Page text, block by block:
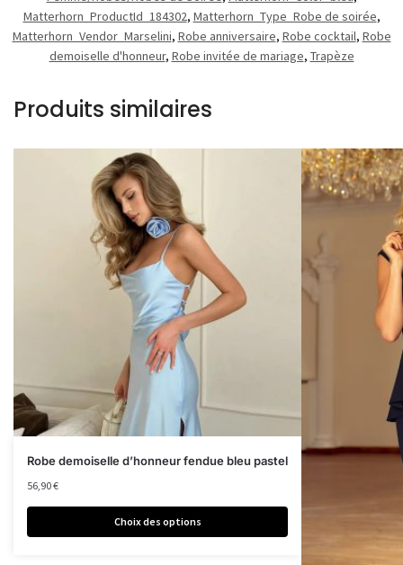
Matterhorn_ProductId_184302, Matterhorn_Type_Robe de soirée,
Matterhorn_Vendor_Marselini, Robe anniversaire, Robe cocktail, Robe
demoiselle d'honneur, Robe invitée de mariage, Trapèze
Produits similaires
Robe demoiselle d’honneur fendue bleu pastel
56,90€
Choix des options